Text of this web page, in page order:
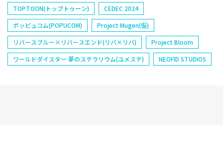
TOPTOON(トップトゥーン)
CEDEC 2024
ポッピュコム(POPUCOM)
Project Mugen(仮)
リバースブルー×リバースエンド(リバ×リバ)
Project Bloom
ワールドダイスター 夢のステラリウム(ユメステ)
NEOFID STUDIOS